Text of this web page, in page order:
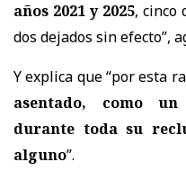
años 2021 y 2025, cinco
dos dejados sin efecto”,
Y explica que “por esta
asentado, como
durante toda su
alguno”.